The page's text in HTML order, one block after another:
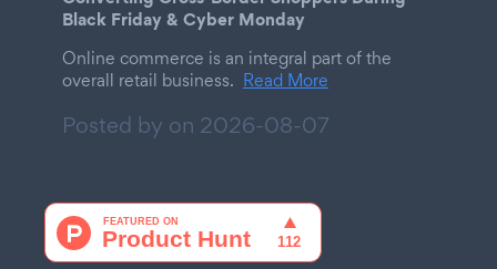
Black Friday & Cyber Monday
Online commerce is an integral part of the
overall retail business. Read More
Posted by on 2026-08-07